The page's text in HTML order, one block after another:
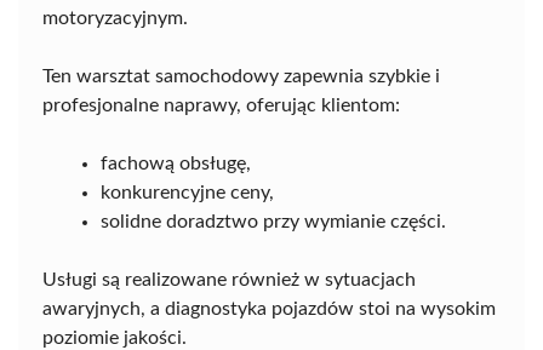
motoryzacyjnym.
Ten warsztat samochodowy zapewnia szybkie i
profesjonalne naprawy, oferując klientom:
fachową obsługę,
konkurencyjne ceny,
solidne doradztwo przy wymianie części.
Usługi są realizowane również w sytuacjach
awaryjnych, a diagnostyka pojazdów stoi na wysokim
poziomie jakości.